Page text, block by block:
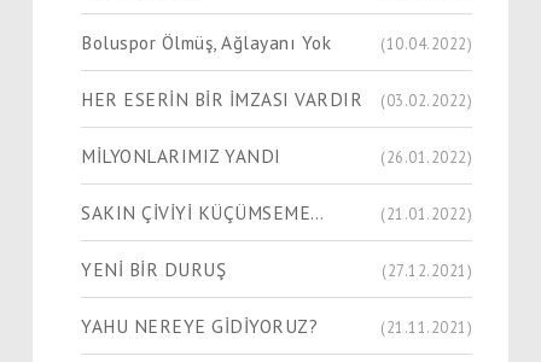
Boluspor Ölmüş, Ağlayanı Yok (10.04.2022)
HER ESERİN BİR İMZASI VARDIR (03.02.2022)
MİLYONLARIMIZ YANDI (26.01.2022)
SAKIN ÇİVİYİ KÜÇÜMSEME… (21.01.2022)
YENİ BİR DURUŞ (27.12.2021)
YAHU NEREYE GİDİYORUZ? (21.11.2021)